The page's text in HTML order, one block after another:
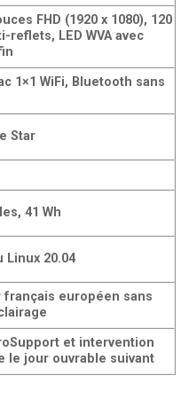
FHD (1920 x 1080), 120
reflets, LED WVA avec
1×1 WiFi, Bluetooth sans
Star
41 Wh
Linux 20.04
français européen sans
et intervention
le jour ouvrable suivant